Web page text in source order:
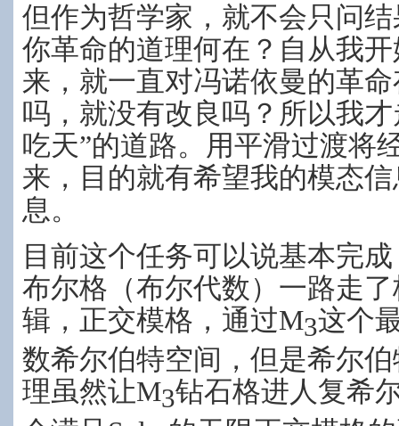
但作为哲学家，就不会只问
你革命的道理何在？自从我
来，就一直对冯诺依曼的革
吗，就没有改良吗？所以我
吃天”的道路。用平滑过渡将
来，目的就有希望我的模态
息。
目前这个任务可以说基本完
布尔格（布尔代数）一路走
辑，正交模格，通过M3这个
数希尔伯特空间，但是希尔
理虽然让M3钻石格进人复希